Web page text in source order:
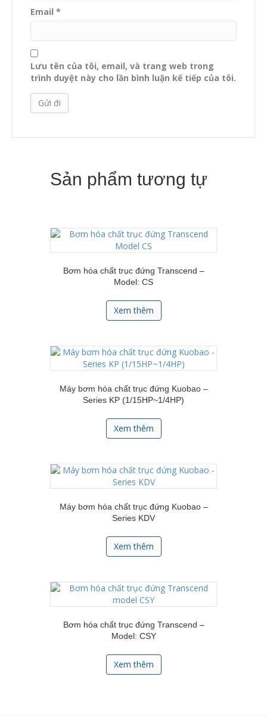
Email *
Lưu tên của tôi, email, và trang web trong
trình duyệt này cho lần bình luận kế tiếp của tôi.
Sản phẩm tương tự
Bơm hóa chất trục đứng Transcend –
Model: CS
Xem thêm
Máy bơm hóa chất trục đứng Kuobao –
Series KP (1/15HP~1/4HP)
Xem thêm
Máy bơm hóa chất trục đứng Kuobao –
Series KDV
Xem thêm
Bơm hóa chất trục đứng Transcend –
Model: CSY
Xem thêm